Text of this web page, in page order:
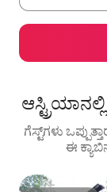
ಗೆಸ್ಟ್‌ಗಳು
ಈ